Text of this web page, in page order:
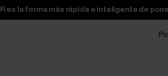
es la forma más rápida e inteligente de